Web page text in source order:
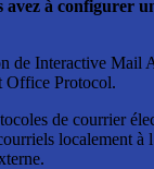
avez à configurer
de Interactive Mail
Office Protocol.
de courrier
localement à